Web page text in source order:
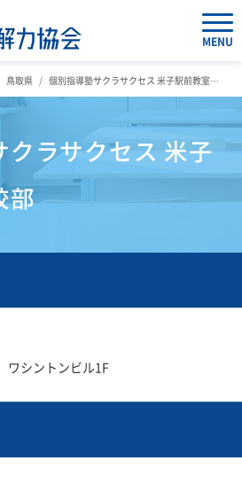
MENU
鳥取県 個別指導塾サクラサクセス 米子駅前教室高校部
ラサクセス 米子
部
シントンビル1F